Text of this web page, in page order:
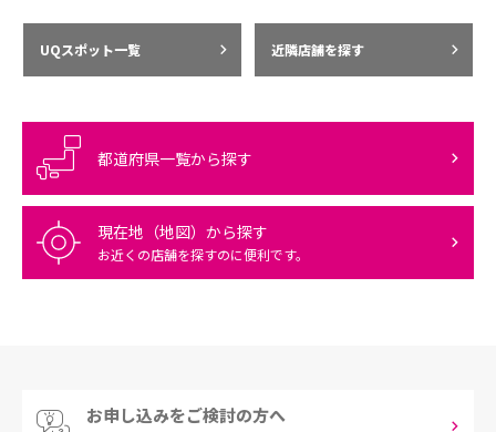
UQスポット一覧 近隣店舗を探す
都道府県一覧から探す
現在地（地図）から探す
お近くの店舗を探すのに便利です。
お申し込みをご検討の方へ